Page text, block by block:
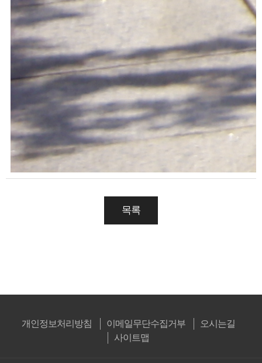
목록
개인정보처리방침 이메일무단수집거부
오시는길
사이트맵